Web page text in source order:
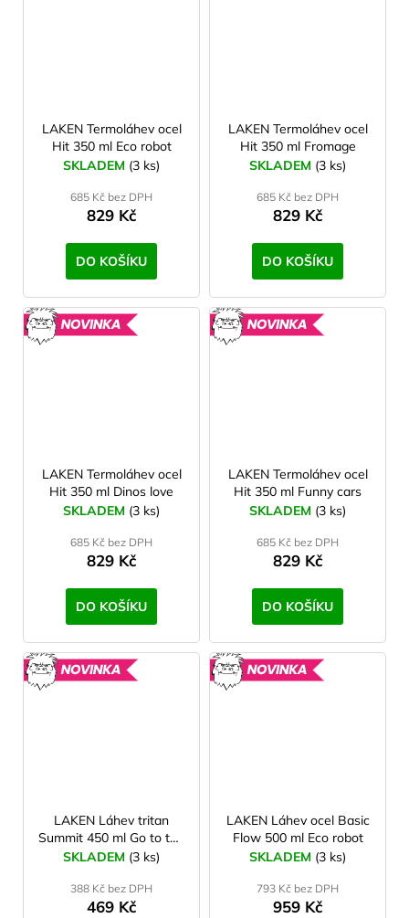
LAKEN Termoláhev ocel
Hit 350 ml Eco robot
SKLADEM (3 ks)
685 Kč bez DPH
829 Kč
DO KOŠÍKU
LAKEN Termoláhev ocel
Hit 350 ml Fromage
SKLADEM (3 ks)
685 Kč bez DPH
829 Kč
DO KOŠÍKU
NOVINKA
LAKEN Termoláhev ocel
Hit 350 ml Dinos love
SKLADEM (3 ks)
685 Kč bez DPH
829 Kč
DO KOŠÍKU
LAKEN Termoláhev ocel
Hit 350 ml Funny cars
SKLADEM (3 ks)
685 Kč bez DPH
829 Kč
DO KOŠÍKU
NOVINKA
LAKEN Láhev tritan
Summit 450 ml Go to the
moon
SKLADEM (3 ks)
388 Kč bez DPH
469 Kč
LAKEN Láhev ocel Basic
Flow 500 ml Eco robot
SKLADEM (3 ks)
793 Kč bez DPH
959 Kč